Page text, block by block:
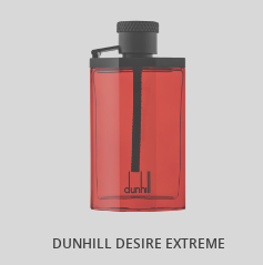
DUNHILL DESIRE EXTREME